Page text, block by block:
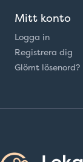
Mitt konto
Logga in
Registrera dig
Glömt lösenord?